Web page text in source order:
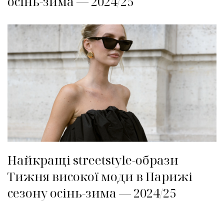
Найкращі streetstyle-образи
Тижня високої моди в Парижі
сезону осінь-зима — 2024/25